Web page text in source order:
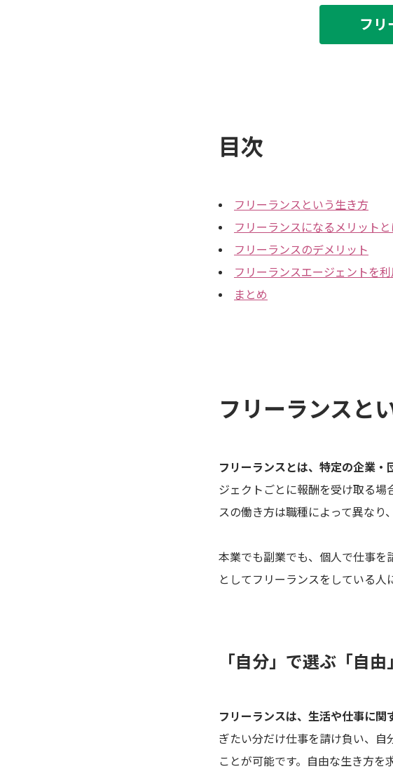
フリ
目次
フリーランスという生き方
フリーランスになるメリットと
フリーランスのデメリット
フリーランスエージェントを
まとめ
フリーランスと
フリーランスとは、特定の企業・
ジェクトごとに報酬を受け取る場
スの働き方は職種によって異なり
本業でも副業でも、個人で仕事を
としてフリーランスをしている人
「自分」で選ぶ「自
フリーランスは、生活や仕事に
ぎたい分だけ仕事を請け負い、自
ことが可能です。自由な生き方